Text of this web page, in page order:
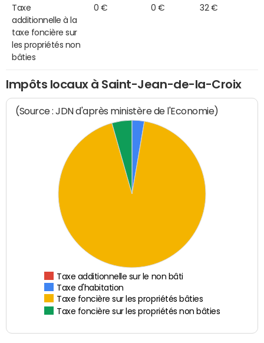
Taxe
additionnelle à la
taxe foncière sur
les propriétés non
bâties
0 € 0 € 32 €
Impôts locaux à Saint-Jean-de-la-Croix
(Source : JDN d'après ministère de l'Economie)
Taxe additionnelle sur le non bâti
Taxe d'habitation
Taxe foncière sur les propriétés bâties
Taxe foncière sur les propriétés non bâties